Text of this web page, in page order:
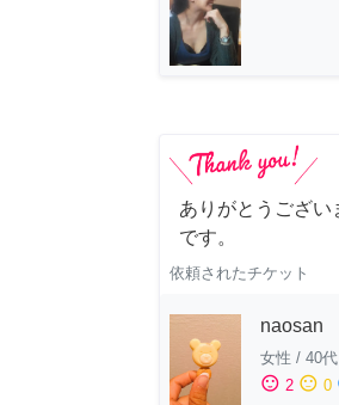
ありがとうござい
です。
依頼されたチケット
naosan
女性 / 40代
sentiment_satisfied 2 sentiment_neutral 0